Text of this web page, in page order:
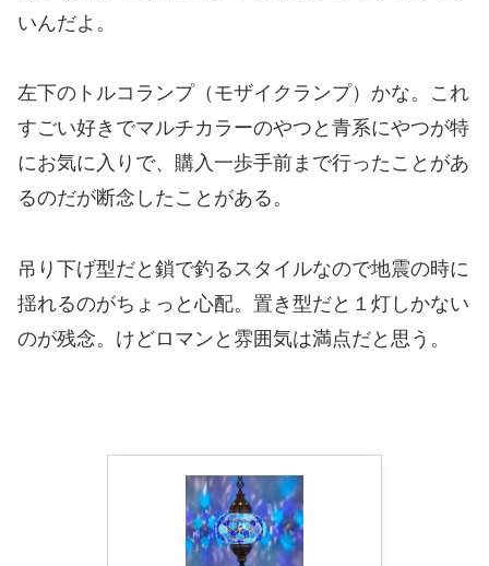
いんだよ。
左下のトルコランプ（モザイクランプ）かな。これ
すごい好きでマルチカラーのやつと青系にやつが特
にお気に入りで、購入一歩手前まで行ったことがあ
るのだが断念したことがある。
吊り下げ型だと鎖で釣るスタイルなので地震の時に
揺れるのがちょっと心配。置き型だと１灯しかない
のが残念。けどロマンと雰囲気は満点だと思う。